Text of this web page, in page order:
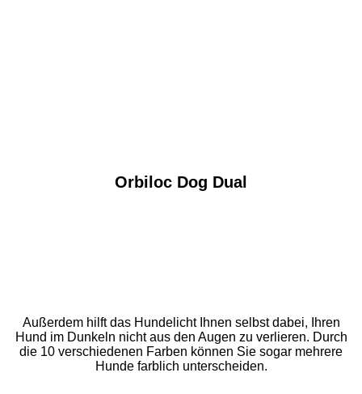
Orbiloc Dog Dual
Außerdem hilft das Hundelicht Ihnen selbst dabei, Ihren
Hund im Dunkeln nicht aus den Augen zu verlieren. Durch
die 10 verschiedenen Farben können Sie sogar mehrere
Hunde farblich unterscheiden.